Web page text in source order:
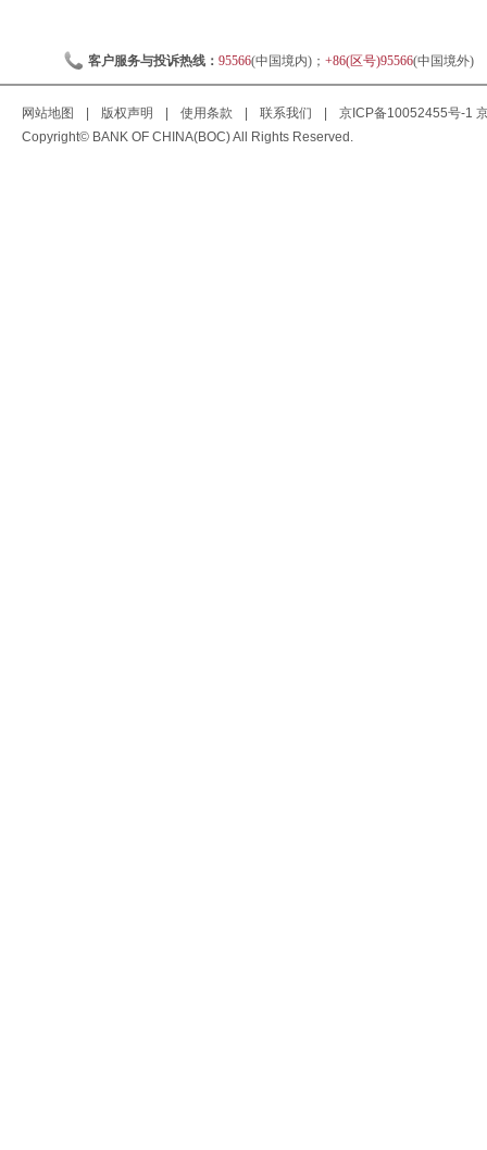
客户服务与投诉热线： 95566(中国境内)； +86(区号)95566(中国境外)
网站地图 版权声明 使用条款 联系我们 京ICP备10052455号-1
Copyright© BANK OF CHINA(BOC) All Rights Reserved.